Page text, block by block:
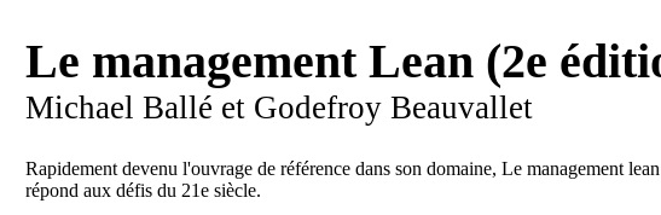
Le management Lean (2e
Michael Ballé et Godefroy Beauvallet
Rapidement devenu l'ouvrage de référence dans son domaine, Le management
répond aux défis du 21e siècle.